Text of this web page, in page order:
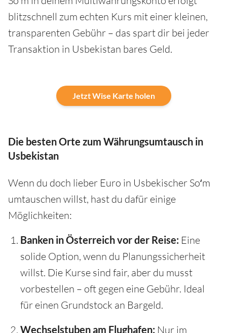
blitzschnell zum echten Kurs mit einer kleinen,
transparenten Gebühr – das spart dir bei jeder
Transaktion in Usbekistan bares Geld.
Jetzt Wise Karte holen
Die besten Orte zum Währungsumtausch in
Usbekistan
Wenn du doch lieber Euro in Usbekischer Soʻm
umtauschen willst, hast du dafür einige
Möglichkeiten:
Banken in Österreich vor der Reise: Eine
solide Option, wenn du Planungssicherheit
willst. Die Kurse sind fair, aber du musst
vorbestellen – oft gegen eine Gebühr. Ideal
für einen Grundstock an Bargeld.
Wechselstuben am Flughafen: Nur im